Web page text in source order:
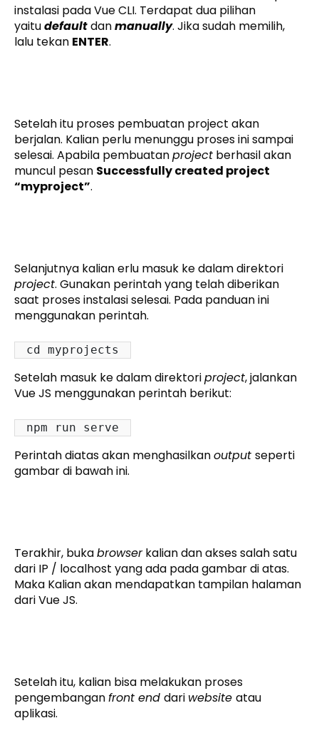
instalasi pada Vue CLI. Terdapat dua pilihan
yaitudefaultdanmanually. Jika sudah memilih,
lalu tekan ENTER.
Setelah itu proses pembuatan project akan
berjalan. Kalian perlu menunggu proses ini sampai
selesai. Apabila pembuatanproject berhasil akan
muncul pesan Successfully created project
“myproject”.
Selanjutnya kalian erlu masuk ke dalam direktori
project. Gunakan perintah yang telah diberikan
saat proses instalasi selesai. Pada panduan ini
menggunakan perintah.
cd myprojects
Setelah masuk ke dalam direktoriproject, jalankan
Vue JS menggunakan perintah berikut:
npm run serve
Perintah diatas akan menghasilkanoutput seperti
gambar di bawah ini.
Terakhir, bukabrowserkalian dan akses salah satu
dari IP / localhost yang ada pada gambar di atas.
Maka Kalian akan mendapatkan tampilan halaman
dari Vue JS.
Setelah itu, kalian bisa melakukan proses
pengembanganfront end dari website atau
aplikasi.